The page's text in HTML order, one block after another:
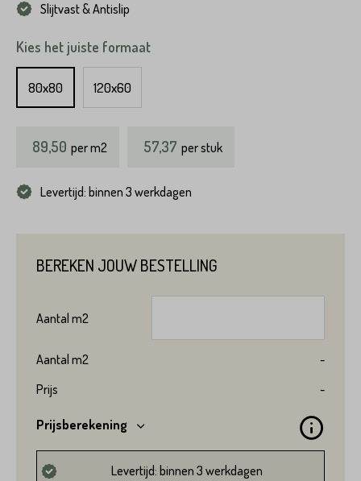
Slijtvast & Antislip
Kies het juiste formaat
80x80 120x60
89,50 perm2 57,37 per stuk
Levertijd: binnen 3 werkdagen
BEREKEN JOUW BESTELLING
Aantal m2
Aantal m2
-
Prijs
-
Prijsberekening
Levertijd: binnen 3 werkdagen